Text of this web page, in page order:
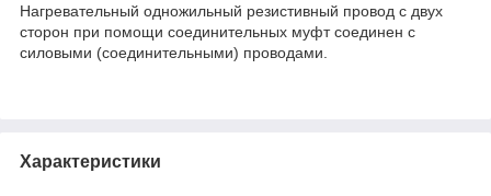
Нагревательный одножильный резистивный провод с двух
сторон при помощи соединительных муфт соединен с
силовыми (соединительными) проводами.
Характеристики